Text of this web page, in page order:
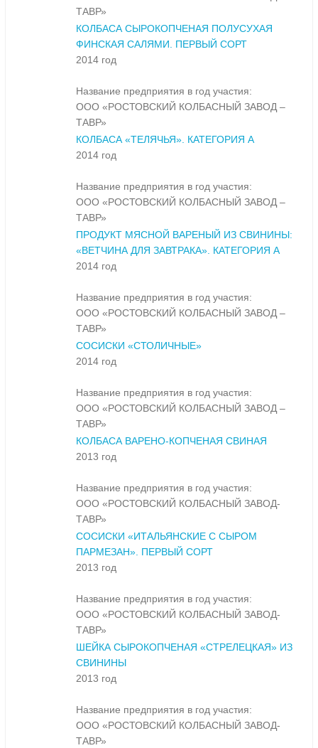
ТАВР»
КОЛБАСА СЫРОКОПЧЕНАЯ ПОЛУСУХАЯ
ФИНСКАЯ САЛЯМИ. ПЕРВЫЙ СОРТ
2014 год
Название предприятия в год участия:
ООО «РОСТОВСКИЙ КОЛБАСНЫЙ ЗАВОД –
ТАВР»
КОЛБАСА «ТЕЛЯЧЬЯ». КАТЕГОРИЯ А
2014 год
Название предприятия в год участия:
ООО «РОСТОВСКИЙ КОЛБАСНЫЙ ЗАВОД –
ТАВР»
ПРОДУКТ МЯСНОЙ ВАРЕНЫЙ ИЗ СВИНИНЫ:
«ВЕТЧИНА ДЛЯ ЗАВТРАКА». КАТЕГОРИЯ А
2014 год
Название предприятия в год участия:
ООО «РОСТОВСКИЙ КОЛБАСНЫЙ ЗАВОД –
ТАВР»
СОСИСКИ «СТОЛИЧНЫЕ»
2014 год
Название предприятия в год участия:
ООО «РОСТОВСКИЙ КОЛБАСНЫЙ ЗАВОД –
ТАВР»
КОЛБАСА ВАРЕНО-КОПЧЕНАЯ СВИНАЯ
2013 год
Название предприятия в год участия:
ООО «РОСТОВСКИЙ КОЛБАСНЫЙ ЗАВОД-
ТАВР»
СОСИСКИ «ИТАЛЬЯНСКИЕ С СЫРОМ
ПАРМЕЗАН». ПЕРВЫЙ СОРТ
2013 год
Название предприятия в год участия:
ООО «РОСТОВСКИЙ КОЛБАСНЫЙ ЗАВОД-
ТАВР»
ШЕЙКА СЫРОКОПЧЕНАЯ «СТРЕЛЕЦКАЯ» ИЗ
СВИНИНЫ
2013 год
Название предприятия в год участия:
ООО «РОСТОВСКИЙ КОЛБАСНЫЙ ЗАВОД-
ТАВР»